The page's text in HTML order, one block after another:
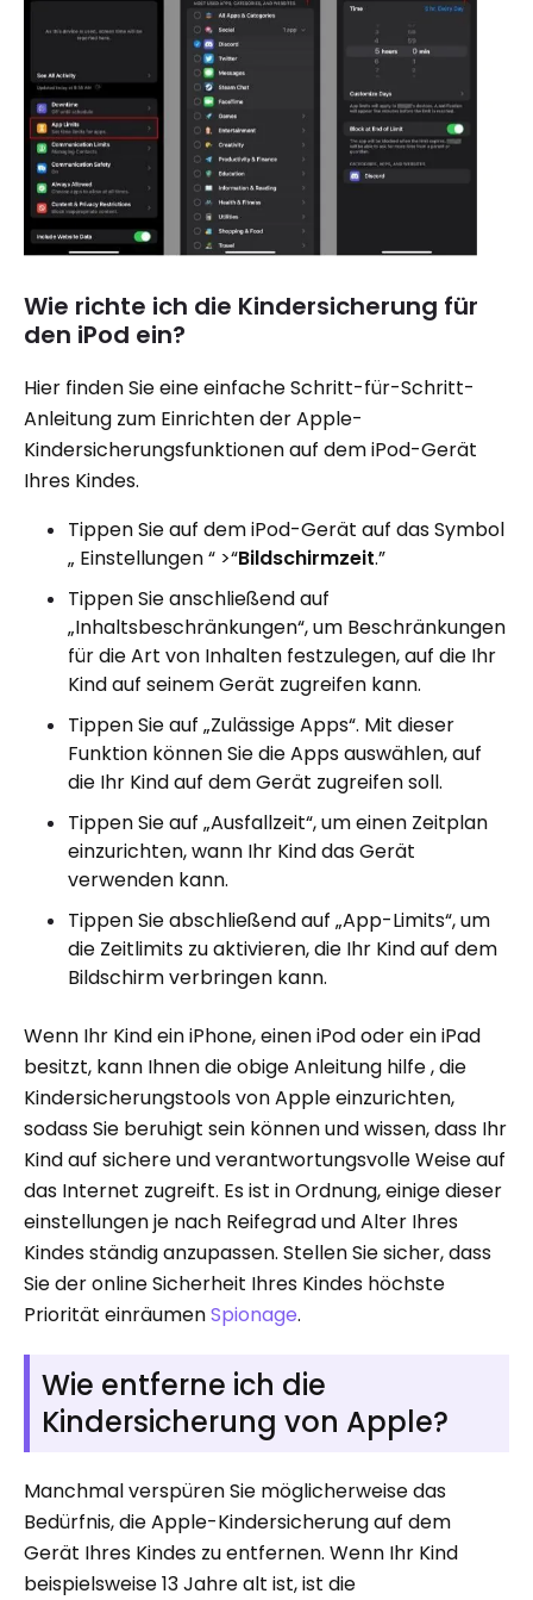
Wie richte ich die Kindersicherung für
den iPod ein?
Hier finden Sie eine einfache Schritt-für-Schritt-
Anleitung zum Einrichten der Apple-
Kindersicherungsfunktionen auf dem iPod-Gerät
Ihres Kindes.
Tippen Sie auf dem iPod-Gerät auf das Symbol
„ Einstellungen “ >“Bildschirmzeit.”
Tippen Sie anschließend auf
„Inhaltsbeschränkungen“, um Beschränkungen
für die Art von Inhalten festzulegen, auf die Ihr
Kind auf seinem Gerät zugreifen kann.
Tippen Sie auf „Zulässige Apps“. Mit dieser
Funktion können Sie die Apps auswählen, auf
die Ihr Kind auf dem Gerät zugreifen soll.
Tippen Sie auf „Ausfallzeit“, um einen Zeitplan
einzurichten, wann Ihr Kind das Gerät
verwenden kann.
Tippen Sie abschließend auf „App-Limits“, um
die Zeitlimits zu aktivieren, die Ihr Kind auf dem
Bildschirm verbringen kann.
Wenn Ihr Kind ein iPhone, einen iPod oder ein iPad
besitzt, kann Ihnen die obige Anleitung hilfe , die
Kindersicherungstools von Apple einzurichten,
sodass Sie beruhigt sein können und wissen, dass Ihr
Kind auf sichere und verantwortungsvolle Weise auf
das Internet zugreift. Es ist in Ordnung, einige dieser
einstellungen je nach Reifegrad und Alter Ihres
Kindes ständig anzupassen. Stellen Sie sicher, dass
Sie der online Sicherheit Ihres Kindes höchste
Priorität einräumenSpionage.
Wie entferne ich die
Kindersicherung von Apple?
Manchmal verspüren Sie möglicherweise das
Bedürfnis, die Apple-Kindersicherung auf dem
Gerät Ihres Kindes zu entfernen. Wenn Ihr Kind
beispielsweise 13 Jahre alt ist, ist die